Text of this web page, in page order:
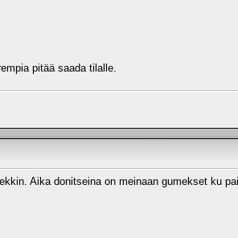
pitää saada tilalle.
Aika donitseina on meinaan gumekset ku